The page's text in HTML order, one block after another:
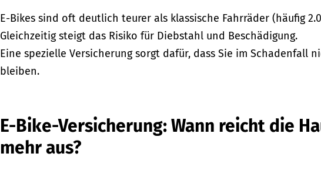
E-Bikes sind oft deutlich teurer als klassische Fahrräder (häufig
Gleichzeitig steigt das Risiko für Diebstahl und Beschädigung.
Eine spezielle Versicherung sorgt dafür, dass Sie im Schadenfall
bleiben.
E-Bike-Versicherung: Wann reicht die
mehr aus?